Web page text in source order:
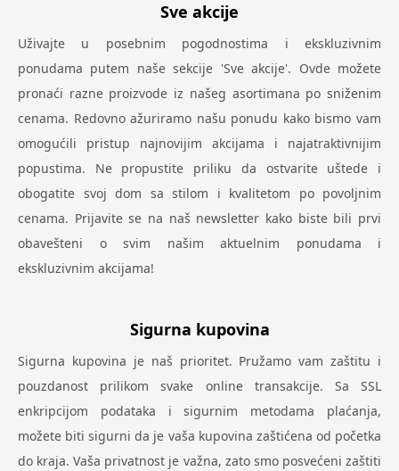
Sve akcije
Uživajte u posebnim pogodnostima i ekskluzivnim
ponudama putem naše sekcije 'Sve akcije'. Ovde možete
pronaći razne proizvode iz našeg asortimana po sniženim
cenama. Redovno ažuriramo našu ponudu kako bismo vam
omogućili pristup najnovijim akcijama i najatraktivnijim
popustima. Ne propustite priliku da ostvarite uštede i
obogatite svoj dom sa stilom i kvalitetom po povoljnim
cenama. Prijavite se na naš newsletter kako biste bili prvi
obavešteni o svim našim aktuelnim ponudama i
ekskluzivnim akcijama!
Sigurna kupovina
Sigurna kupovina je naš prioritet. Pružamo vam zaštitu i
pouzdanost prilikom svake online transakcije. Sa SSL
enkripcijom podataka i sigurnim metodama plaćanja,
možete biti sigurni da je vaša kupovina zaštićena od početka
do kraja. Vaša privatnost je važna, zato smo posvećeni zaštiti